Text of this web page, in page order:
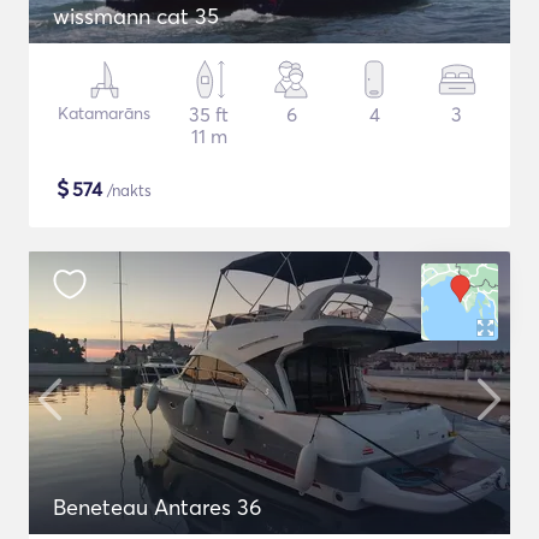
wissmann cat 35
Katamarāns
35 ft
11 m
6 4 3
$574/nakts
Beneteau Antares 36